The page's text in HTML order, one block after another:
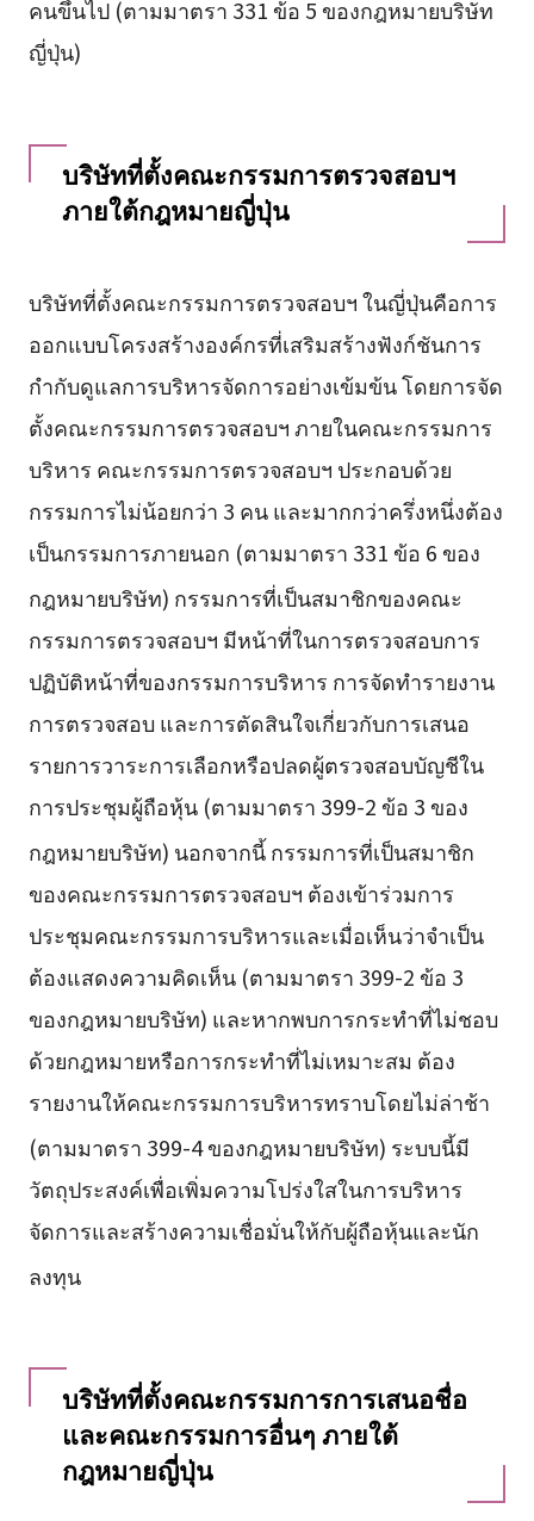
คนขึ้นไป (ตามมาตรา 331 ข้อ 5 ของกฎหมายบริษัท
ญี่ปุ่น)
บริษัทที่ตั้งคณะกรรมการตรวจสอบฯ
ภายใต้กฎหมายญี่ปุ่น
บริษัทที่ตั้งคณะกรรมการตรวจสอบฯ ในญี่ปุ่นคือการ
ออกแบบโครงสร้างองค์กรที่เสริมสร้างฟังก์ชันการ
กำกับดูแลการบริหารจัดการอย่างเข้มข้น โดยการจัด
ตั้งคณะกรรมการตรวจสอบฯ ภายในคณะกรรมการ
บริหาร คณะกรรมการตรวจสอบฯ ประกอบด้วย
กรรมการไม่น้อยกว่า 3 คน และมากกว่าครึ่งหนึ่งต้อง
เป็นกรรมการภายนอก (ตามมาตรา 331 ข้อ 6 ของ
กฎหมายบริษัท) กรรมการที่เป็นสมาชิกของคณะ
กรรมการตรวจสอบฯ มีหน้าที่ในการตรวจสอบการ
ปฏิบัติหน้าที่ของกรรมการบริหาร การจัดทำรายงาน
การตรวจสอบ และการตัดสินใจเกี่ยวกับการเสนอ
รายการวาระการเลือกหรือปลดผู้ตรวจสอบบัญชีใน
การประชุมผู้ถือหุ้น (ตามมาตรา 399-2 ข้อ 3 ของ
กฎหมายบริษัท) นอกจากนี้ กรรมการที่เป็นสมาชิก
ของคณะกรรมการตรวจสอบฯ ต้องเข้าร่วมการ
ประชุมคณะกรรมการบริหารและเมื่อเห็นว่าจำเป็น
ต้องแสดงความคิดเห็น (ตามมาตรา 399-2 ข้อ 3
ของกฎหมายบริษัท) และหากพบการกระทำที่ไม่ชอบ
ด้วยกฎหมายหรือการกระทำที่ไม่เหมาะสม ต้อง
รายงานให้คณะกรรมการบริหารทราบโดยไม่ล่าช้า
(ตามมาตรา 399-4 ของกฎหมายบริษัท) ระบบนี้มี
วัตถุประสงค์เพื่อเพิ่มความโปร่งใสในการบริหาร
จัดการและสร้างความเชื่อมั่นให้กับผู้ถือหุ้นและนัก
ลงทุน
บริษัทที่ตั้งคณะกรรมการการเสนอชื่อ
และคณะกรรมการอื่นๆ ภายใต้
กฎหมายญี่ปุ่น